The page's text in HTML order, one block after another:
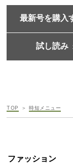
最新号を購入
試し読み
TOP 時短メニュー
ファッション